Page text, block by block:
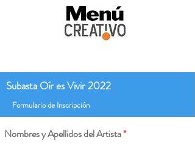
Subasta Oír es Vivir 2022
Formulario de Inscripción
Nombres y Apellidos del Artista